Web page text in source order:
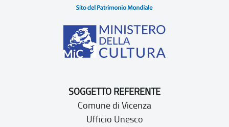
SOGGETTO REFERENTE
Comune di Vicenza
Ufficio Unesco